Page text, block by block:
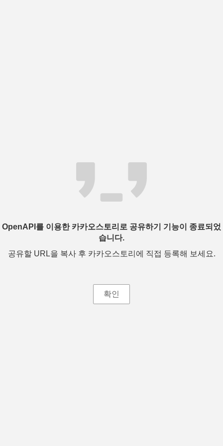
OpenAPI를 이용한 카카오스토리로 공유하기 기능이 종료되었
습니다.
공유할 URL을 복사 후 카카오스토리에 직접 등록해 보세요.
확인